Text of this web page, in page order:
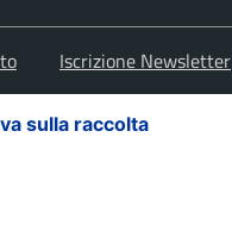
Iscrizione Newsletter
sulla raccolta